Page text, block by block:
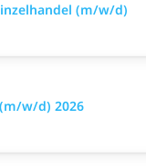
(m/w/d)
w/d) 2026